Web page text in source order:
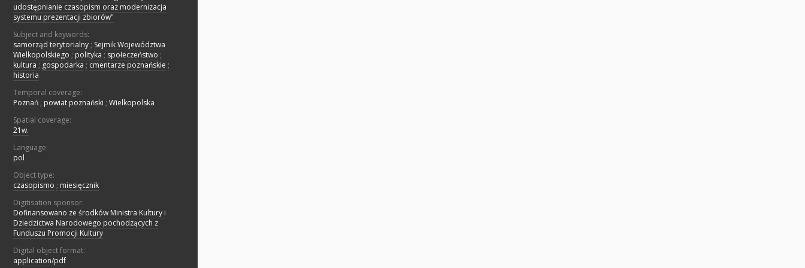
udostępnianie czasopism oraz modernizacja
systemu prezentacji zbiorów"
Subject and keywords:
samorząd terytorialny ; Sejmik Województwa
Wielkopolskiego ; polityka ; społeczeństwo ;
kultura ; gospodarka ; cmentarze poznańskie ;
historia
Temporal coverage:
Poznań ; powiat poznański ; Wielkopolska
Spatial coverage:
21w.
Language:
pol
Object type:
czasopismo ; miesięcznik
Digitisation sponsor:
Dofinansowano ze środków Ministra Kultury i
Dziedzictwa Narodowego pochodzących z
Funduszu Promocji Kultury
Digital object format:
application/pdf